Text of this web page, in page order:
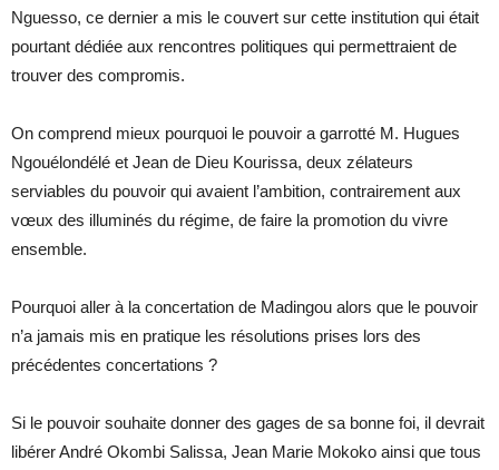
Nguesso, ce dernier a mis le couvert sur cette institution qui était
pourtant dédiée aux rencontres politiques qui permettraient de
trouver des compromis.
On comprend mieux pourquoi le pouvoir a garrotté M. Hugues
Ngouélondélé et Jean de Dieu Kourissa, deux zélateurs
serviables du pouvoir qui avaient l’ambition, contrairement aux
vœux des illuminés du régime, de faire la promotion du vivre
ensemble.
Pourquoi aller à la concertation de Madingou alors que le pouvoir
n’a jamais mis en pratique les résolutions prises lors des
précédentes concertations ?
Si le pouvoir souhaite donner des gages de sa bonne foi, il devrait
libérer André Okombi Salissa, Jean Marie Mokoko ainsi que tous